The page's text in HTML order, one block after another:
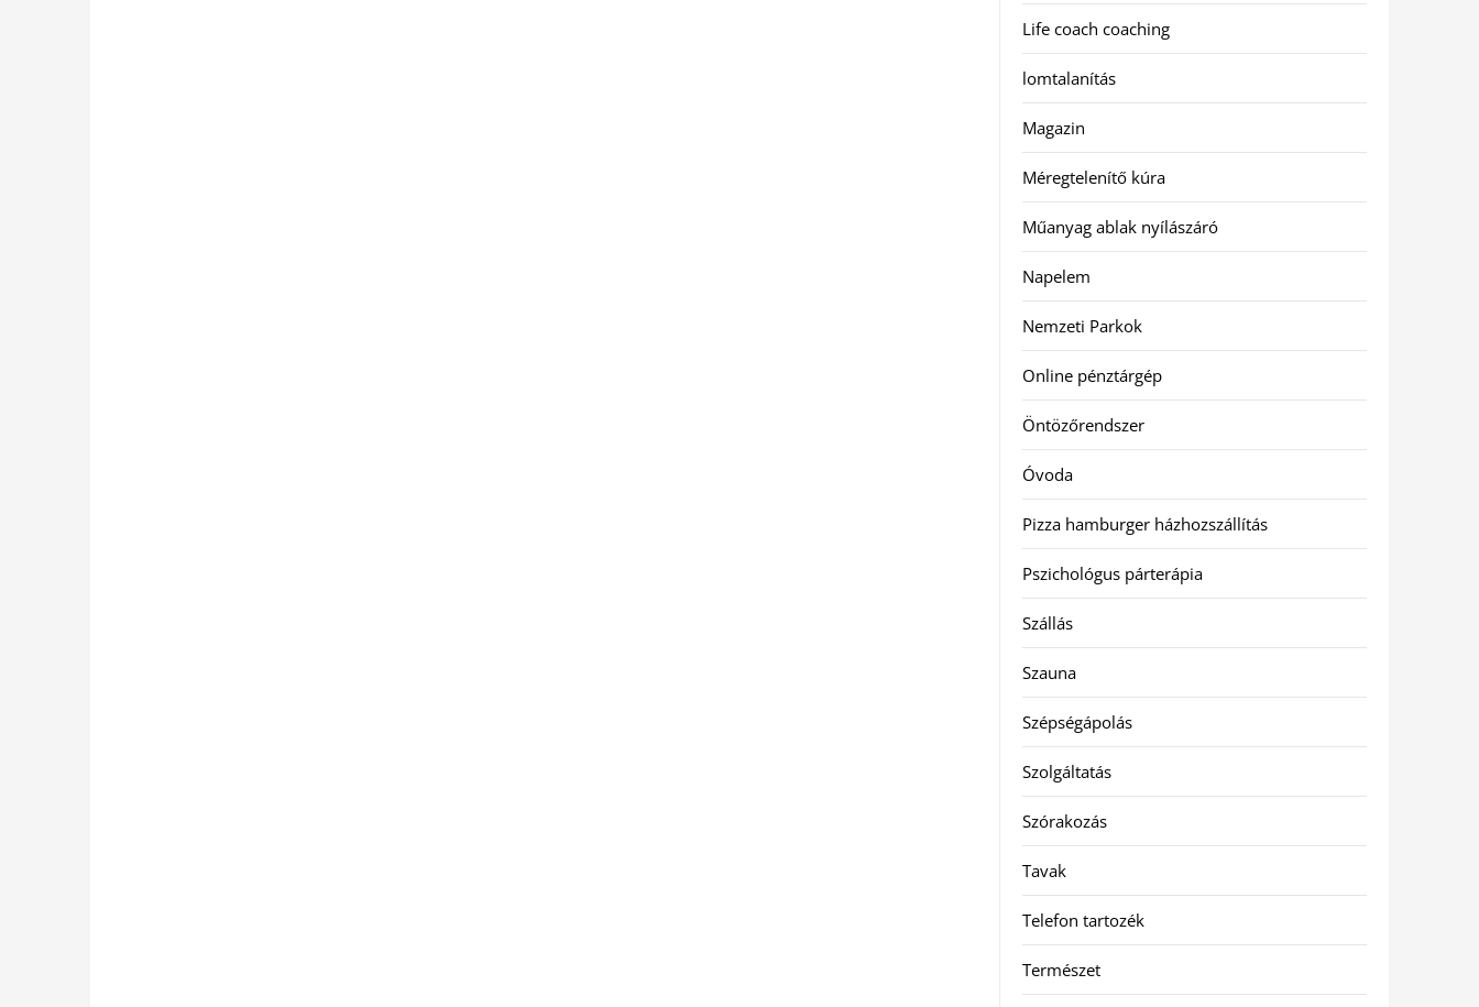
Life coach coaching
lomtalanítás
Magazin
Méregtelenítő kúra
Műanyag ablak nyílászáró
Napelem
Nemzeti Parkok
Online pénztárgép
Öntözőrendszer
Óvoda
Pizza hamburger házhozszállítás
Pszichológus párterápia
Szállás
Szauna
Szépségápolás
Szolgáltatás
Szórakozás
Tavak
Telefon tartozék
Természet